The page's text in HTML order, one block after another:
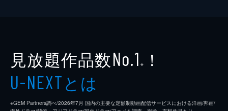
見放題作品数No.1 ※ ！
U-NEXTとは
※GEM Partners調べ/2026年7⽉ 国内の主要な定額制動画配信サービスにおける洋画/邦画/